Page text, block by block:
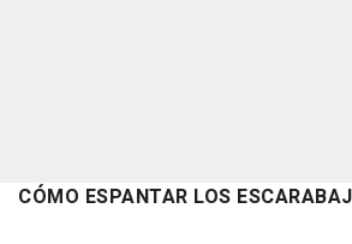
CÓMO ESPANTAR LOS